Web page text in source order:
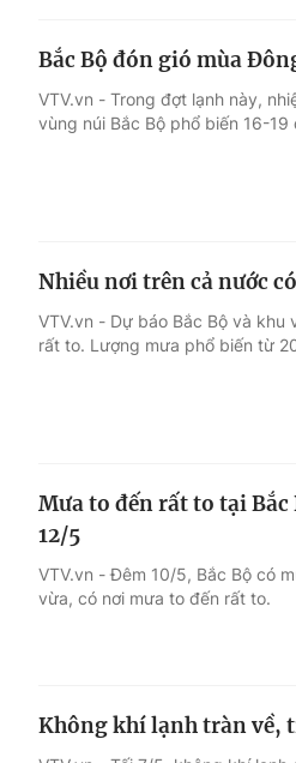
Bắc Bộ đón gió mùa
VTV.vn - Trong đợt lạnh này,
vùng núi Bắc Bộ phổ biến 16-
Nhiều nơi trên cả nước
VTV.vn - Dự báo Bắc Bộ và
rất to. Lượng mưa phổ biến từ
Mưa to đến rất to tại
12/5
VTV.vn - Đêm 10/5, Bắc Bộ có
vừa, có nơi mưa to đến rất to.
Không khí lạnh tràn về,